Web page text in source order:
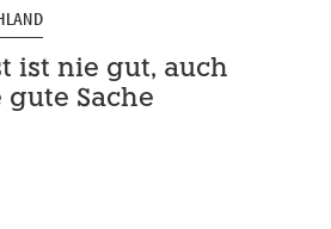
ist nie gut, auch
Sache